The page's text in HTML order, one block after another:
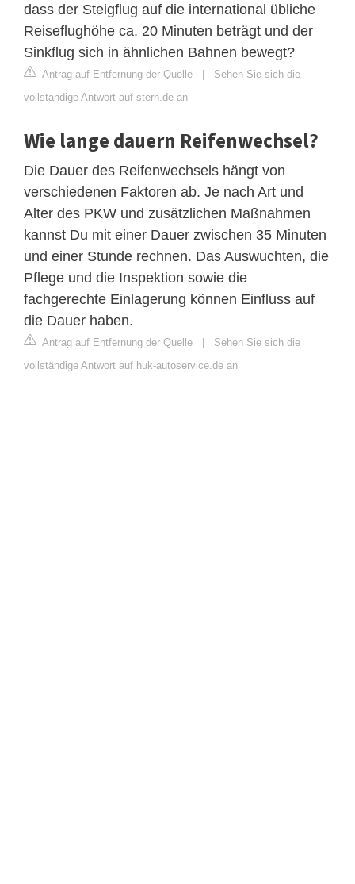
dass der Steigflug auf die international übliche
Reiseflughöhe ca. 20 Minuten beträgt und der
Sinkflug sich in ähnlichen Bahnen bewegt?
Antrag auf Entfernung der Quelle | Sehen Sie sich die
vollständige Antwort auf stern.de an
Wie lange dauern Reifenwechsel?
Die Dauer des Reifenwechsels hängt von
verschiedenen Faktoren ab. Je nach Art und
Alter des PKW und zusätzlichen Maßnahmen
kannst Du mit einer Dauer zwischen 35 Minuten
und einer Stunde rechnen. Das Auswuchten, die
Pflege und die Inspektion sowie die
fachgerechte Einlagerung können Einfluss auf
die Dauer haben.
Antrag auf Entfernung der Quelle | Sehen Sie sich die
vollständige Antwort auf huk-autoservice.de an